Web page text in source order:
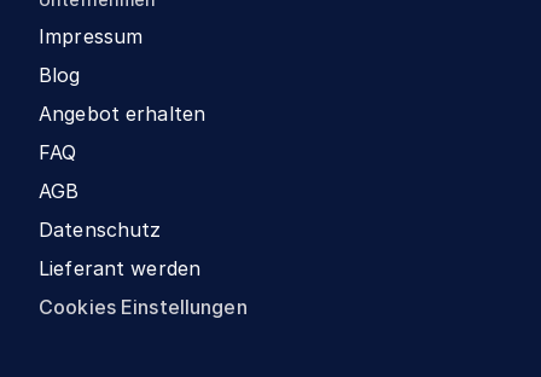
Impressum
Blog
Angebot erhalten
FAQ
AGB
Datenschutz
Lieferant werden
Cookies Einstellungen